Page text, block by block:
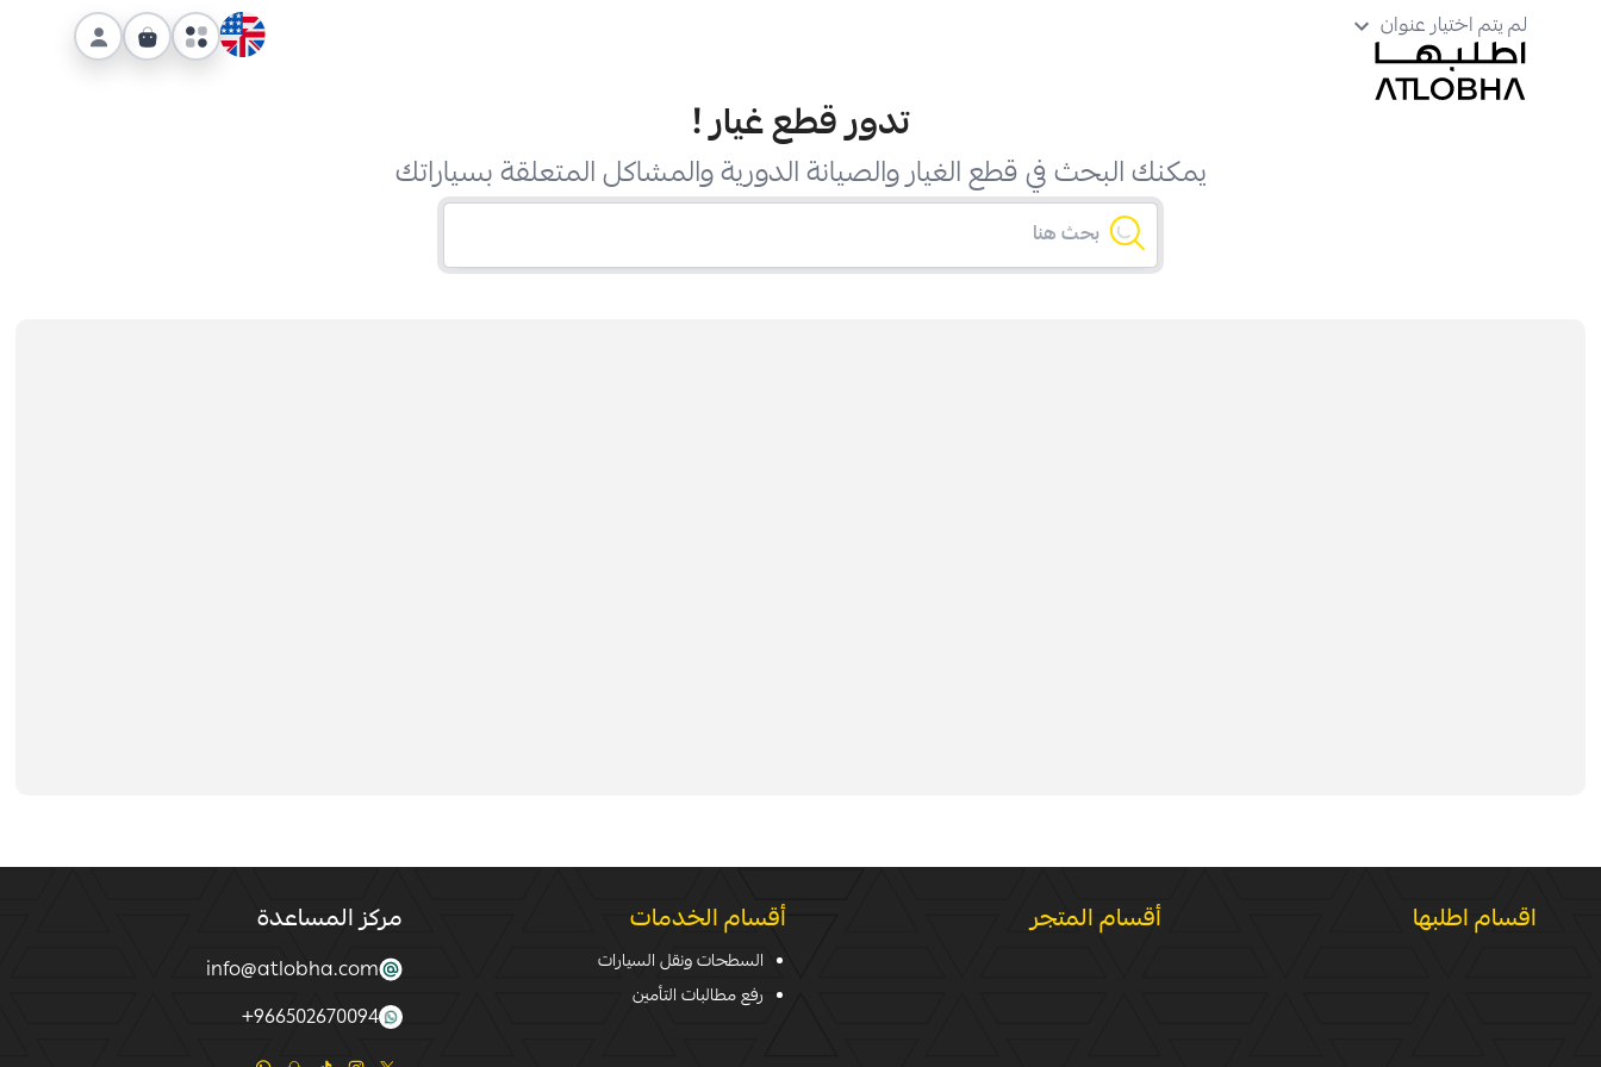
لم يتم اختيار عنوان
تدور قطع غيار!
يمكنك البحث في قطع الغيار والصيانة الدورية والمشاكل المتعلقة بسياراتك
اقسام اطلبها أقسام المتجر أقسام الخدمات
السطحات ونقل السيارات
رفع مطالبات التأمين
مركز المساعدة
info@atlobha.com
966502670094
+